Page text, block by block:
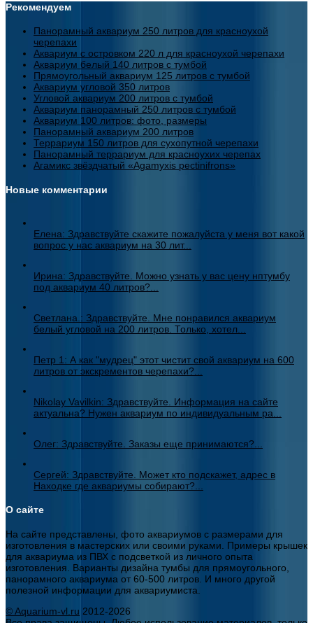
Рекомендуем
Панорамный аквариум 250 литров для красноухой
черепахи
Аквариум с островком 220 л для красноухой черепахи
Аквариум белый 140 литров с тумбой
Прямоугольный аквариум 125 литров с тумбой
Аквариум угловой 350 литров
Угловой аквариум 200 литров с тумбой
Аквариум панорамный 250 литров с тумбой
Аквариум 100 литров: фото, размеры
Панорамный аквариум 200 литров
Террариум 150 литров для сухопутной черепахи
Панорамный террариум для красноухих черепах
Агамикс звёздчатый «Agamyxis pectinifrons»
Новые комментарии
Елена: Здравствуйте скажите пожалуйста у меня вот какой
вопрос у нас аквариум на 30 лит...
Ирина: Здравствуйте. Можно узнать у вас цену нптумбу
под аквариум 40 литров?...
Светлана.: Здравствуйте. Мне понравился аквариум
белый угловой на 200 литров. Только, хотел...
Петр 1: А как "мудрец" этот чистит свой аквариум на 600
литров от экскрементов черепахи?...
Nikolay Vavilkin: Здравствуйте. Информация на сайте
актуальна? Нужен аквариум по индивидуальным ра...
Олег: Здравствуйте. Заказы еще принимаются?...
Сергей: Здравствуйте. Может кто подскажет, адрес в
Находке где аквариумы собирают?...
О сайте
На сайте представлены, фото аквариумов с размерами для
изготовления в мастерских или своими руками. Примеры крышек
для аквариума из ПВХ с подсветкой из личного опыта
изготовления. Варианты дизайна тумбы для прямоугольного,
панорамного аквариума от 60-500 литров. И много другой
полезной информации для аквариумиста.
© Aquarium-vl.ru 2012-2026